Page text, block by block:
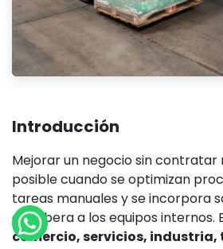
Introducción
Mejorar un negocio sin contratar
posible cuando se optimizan
tareas manuales y se incorpora
que libera a los equipos internos.
comercio, servicios,